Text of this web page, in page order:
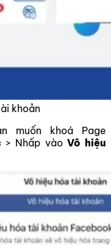
khoản
muốn khoá Page
> Nhấp vào Vô hiệu